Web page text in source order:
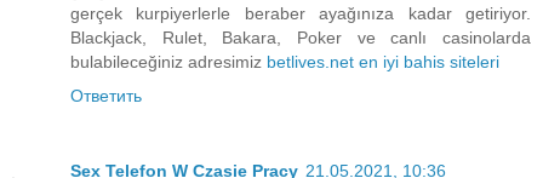
gerçek kurpiyerlerle beraber ayağınıza kadar getiriyor.
Blackjack, Rulet, Bakara, Poker ve canlı casinolarda
bulabileceğiniz adresimiz betlives.net en iyi bahis siteleri
Ответить
Sex Telefon W Czasie Pracy 21.05.2021, 10:36